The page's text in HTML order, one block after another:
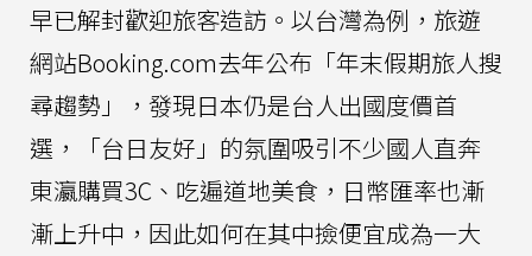
早已解封歡迎旅客造訪。以台灣為例，旅遊
網站Booking.com去年公布「年末假期旅人搜
尋趨勢」，發現日本仍是台人出國度價首
選，「台日友好」的氛圍吸引不少國人直奔
東瀛購買3C、吃遍道地美食，日幣匯率也漸
漸上升中，因此如何在其中撿便宜成為一大